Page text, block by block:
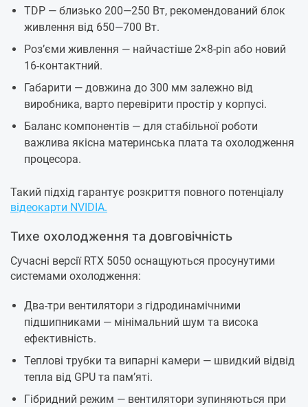
TDP — близько 200—250 Вт, рекомендований блок
живлення від 650—700 Вт.
Роз’єми живлення — найчастіше 2×8-pin або новий
16-контактний.
Габарити — довжина до 300 мм залежно від
виробника, варто перевірити простір у корпусі.
Баланс компонентів — для стабільної роботи
важлива якісна материнська плата та охолодження
процесора.
Такий підхід гарантує розкриття повного потенціалу
відеокарти NVIDIA.
Тихе охолодження та довговічність
Сучасні версії RTX 5050 оснащуються просунутими
системами охолодження:
Два-три вентилятори з гідродинамічними
підшипниками — мінімальний шум та висока
ефективність.
Теплові трубки та випарні камери — швидкий відвід
тепла від GPU та пам’яті.
Гібридний режим — вентилятори зупиняються при